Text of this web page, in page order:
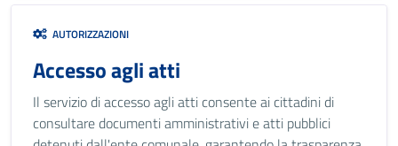
AUTORIZZAZIONI
Accesso agli atti
Il servizio di accesso agli atti consente ai cittadini di
consultare documenti amministrativi e atti pubblici